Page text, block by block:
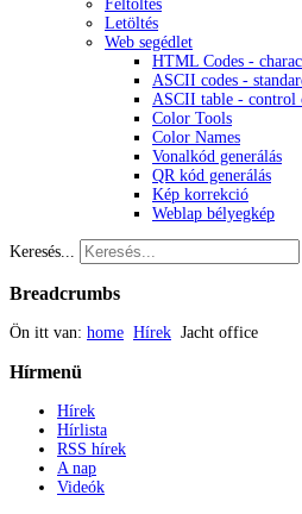
Feltöltés
Letöltés
Web segédlet
HTML Codes -
ASCII codes -
ASCII table - control
Color Tools
Color Names
Vonalkód generálás
QR kód generálás
Kép korrekció
Weblap bélyegkép
Keresés...
Breadcrumbs
Ön itt van: home Hírek Jacht office
Hírmenü
Hírek
Hírlista
RSS hírek
A nap
Videók